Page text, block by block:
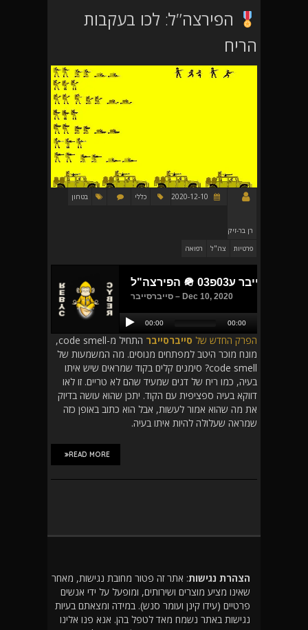
הפירצה"ל: לכו בעקבות
הריח
רן בר-זיק
כללי בטחון
פרטיות צה"ל רפואה
הפרק החדש של סייברסייבר
התחיל מ-code smell,
מונח מוכר היטב למפתחים מנוסים. מה המשמעות של
code smell? סימנים קלים בקוד שמראים שיש איתו
בעיה, כמו ריח של דגים שמעיד שהם לא טריים. זו לאו
דווקא בעיה ספציפית עם הקוד. יתכן שהוא עושה בדיוק
את מה שהוא אמור לעשות, אבל הוא כתוב באופן כזה
שמראה שעלולה להיות איתו בעיה.
READ MORE
הצהרת נגישות: אתר זה פטור מחובת נגישות, מאחר
שאינו מציע מוצרים ושירותים, ומופעל על ידי אנשים
פרטיים (עידו קינן ועומר סנש). במידה ומצאתם בעיות
נגישות באתר נשמח מאד לטפל בהן. אנא פנו אלינו